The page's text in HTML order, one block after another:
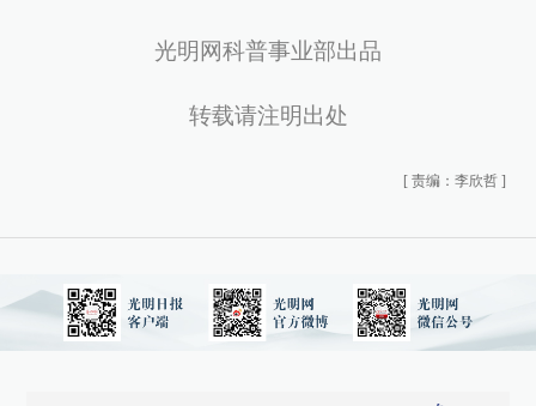
光明网科普事业部出品
转载请注明出处
[ 责编：李欣哲 ]